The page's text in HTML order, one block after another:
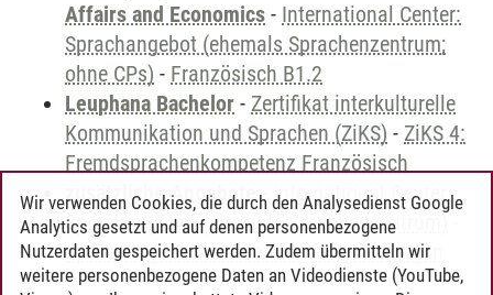
Affairs and Economics - International Center:
Sprachangebot (ehemals Sprachenzentrum;
ohne CPs) - Französisch B1.2
Leuphana Bachelor - Zertifikat interkulturelle
Kommunikation und Sprachen (ZiKS) - ZiKS 4:
Fremdsprachenkompetenz Französisch
zusätzliche Angebote- International Center:
Sprachangebot (ehemals Sprachenzentrum)
Sprachangebot und Sonderveranstaltungen
Wir verwenden Cookies, die durch den Analysedienst Google
Analytics gesetzt und auf denen personenbezogene
Nutzerdaten gespeichert werden. Zudem übermitteln wir
weitere personenbezogene Daten an Videodienste (YouTube,